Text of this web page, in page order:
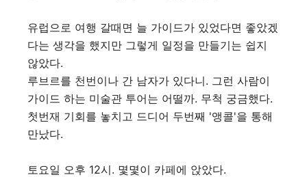
유럽으로 여행 갈때면 늘 가이드가 있었다면 좋았겠
다는 생각을 했지만 그렇게 일정을 만들기는 쉽지
않았다.
루브르를 천번이나 간 남자가 있다니. 그런 사람이
가이드 하는 미술관 투어는 어떨까. 무척 궁금했다.
첫번재 기회를 놓치고 드디어 두번째 '앵콜'을 통해
만났다.
토요일 오후 12시. 몇몇이 카페에 앉았다.